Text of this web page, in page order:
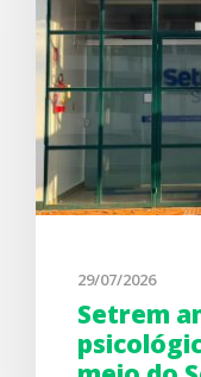
29/07/2026
Setrem